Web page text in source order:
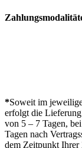
*Soweit im
erfolgt die
von 5 – 7 Tagen,
Tagen nach
dem Zeitpunkt Ihrer